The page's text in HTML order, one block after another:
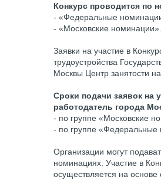
Конкурс проводится по
- «Федеральные
- «Московские номинации».
Заявки на участие в
трудоустройства
Москвы Центр занятости
Сроки подачи заявок на
работодатель города
- по группе «Московские
- по группе «Федеральные
Организации могут
номинациях. Участие в
осуществляется на